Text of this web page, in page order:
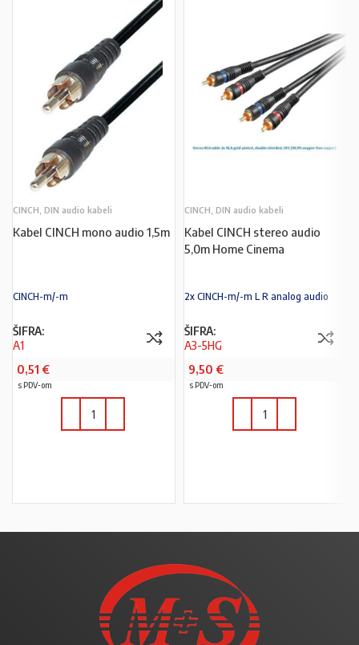
CINCH, DIN audio kabeli
Kabel CINCH mono audio 1,5m
CINCH-m/-m
ŠIFRA:
A1
0,51 €
s PDV-om
CINCH, DIN audio kabeli
Kabel CINCH stereo audio
5,0m Home Cinema
2x CINCH-m/-m L R analog audio
ŠIFRA:
A3-5HG
9,50 €
s PDV-om